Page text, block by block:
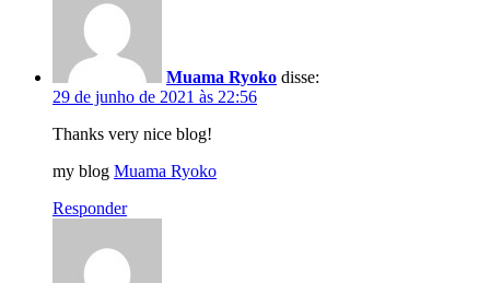
Muama Ryoko disse:
29 de junho de 2021 às 22:56
Thanks very nice blog!
my blog Muama Ryoko
Responder